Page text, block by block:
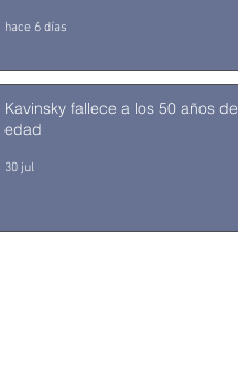
hace 6 días
Kavinsky fallece a los 50 años de
edad
30 jul